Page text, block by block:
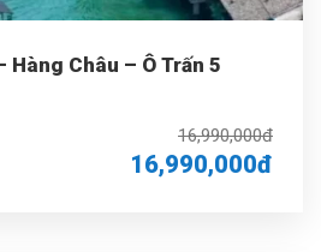
Hàng Châu – Ô Trấn 5
16,990,000đ
16,990,000đ